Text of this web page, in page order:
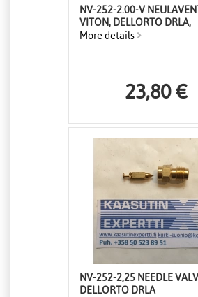
NV-252-2.00-V
VITON, DELLORTO DRLA,
More details
23,80 €
NV-252-2,25 NEEDLE
DELLORTO DRLA